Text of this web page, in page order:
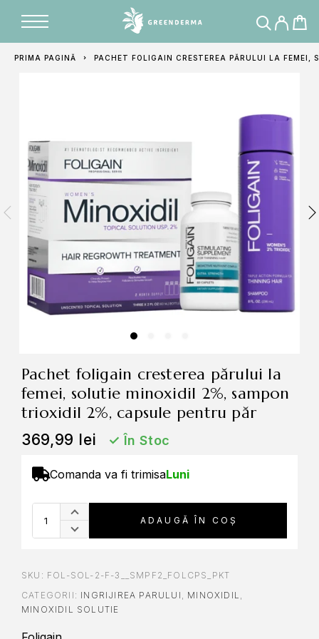
PRIMA PAGINĂ PACHET FOLIGAIN CRESTEREA PĂRULUI LA
pachet foligain cresterea părului la
femei, solutie minoxidil 2%, sampon
trioxidil 2%, capsule pentru păr
369,99 lei ✓ În Stoc
Comanda va fi trimisaLuni
ADAUGĂ ÎN COȘ
A
t
r
n
a
SKU: FOL-SOL-2-F-3__SMPF2_FOLCPS_PKT
CATEGORII: INGRIJIREA PARULUI , MINOXIDIL ,
MINOXIDIL SOLUTIE
Adăugat în coș